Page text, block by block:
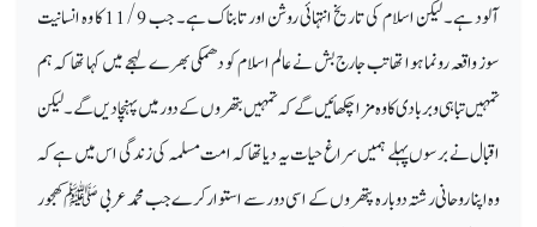
آلود ہے۔ لیکن اسلام کی تاریخ انتہائی روشن اور تابناک ہے۔ جب 11/9 کا وہ انسانیت
سوز واقعہ رونما ہوا تھا تب جارج بش نے عالم اسلام کو دھمکی بھرے لہجے میں کہا تھا کہ ہم
تمہیں تباہی و بربادی کا وہ مزا چکھائیں گے کہ تمہیں بتھروں کے دور میں پہنچا دیں گے۔ لیکن
اقبال نے برسوں پہلے ہمیں سراغ حیات یہ دیا تھا کہ امت مسلمہ کی زندگی اس میں ہے کہ
وہ اپنا روحانی رشتہ دوبارہ پتھروں کے اسی دور سے استوار کرے جب محمد عربی ﷺ کھجور